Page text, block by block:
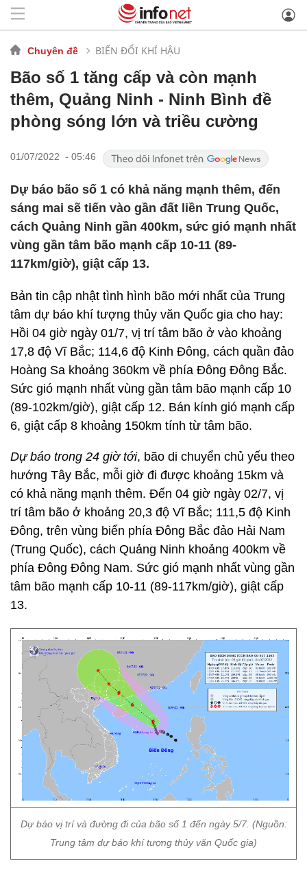
Chuyên đề BIẾN ĐỔI KHÍ HẬU
Bão số 1 tăng cấp và còn mạnh
thêm, Quảng Ninh - Ninh Bình đề
phòng sóng lớn và triều cường
01/07/2022 - 05:46
Dự báo bão số 1 có khả năng mạnh thêm, đến
sáng mai sẽ tiến vào gần đất liền Trung Quốc,
cách Quảng Ninh gần 400km, sức gió mạnh nhất
vùng gần tâm bão mạnh cấp 10-11 (89-
117km/giờ), giật cấp 13.
Bản tin cập nhật tình hình bão mới nhất của Trung
tâm dự báo khí tượng thủy văn Quốc gia cho hay:
Hồi 04 giờ ngày 01/7, vị trí tâm bão ở vào khoảng
17,8 độ Vĩ Bắc; 114,6 độ Kinh Đông, cách quần đảo
Hoàng Sa khoảng 360km về phía Đông Đông Bắc.
Sức gió mạnh nhất vùng gần tâm bão mạnh cấp 10
(89-102km/giờ), giật cấp 12. Bán kính gió mạnh cấp
6, giật cấp 8 khoảng 150km tính từ tâm bão.
Dự báo trong 24 giờ tới, bão di chuyển chủ yếu theo
hướng Tây Bắc, mỗi giờ đi được khoảng 15km và
có khả năng mạnh thêm. Đến 04 giờ ngày 02/7, vị
trí tâm bão ở khoảng 20,3 độ Vĩ Bắc; 111,5 độ Kinh
Đông, trên vùng biển phía Đông Bắc đảo Hải Nam
(Trung Quốc), cách Quảng Ninh khoảng 400km về
phía Đông Đông Nam. Sức gió mạnh nhất vùng gần
tâm bão mạnh cấp 10-11 (89-117km/giờ), giật cấp
13.
Dự báo vị trí và đường đi của bão số 1 đến ngày 5/7. (Nguồn:
Trung tâm dự báo khí tượng thủy văn Quốc gia)